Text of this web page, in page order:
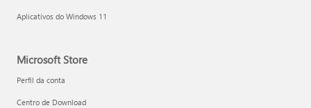
Aplicativos do Windows 11
Microsoft Store
Perfil da conta
Centro de Download